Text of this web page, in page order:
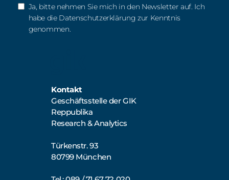
Ja, bitte nehmen Sie mich in den Newsletter auf. Ich
habe die Datenschutzerklärung zur Kenntnis
genommen.
Kontakt
Geschäftsstelle der GIK
Reppublika
Research & Analytics
Türkenstr. 93
80799 München